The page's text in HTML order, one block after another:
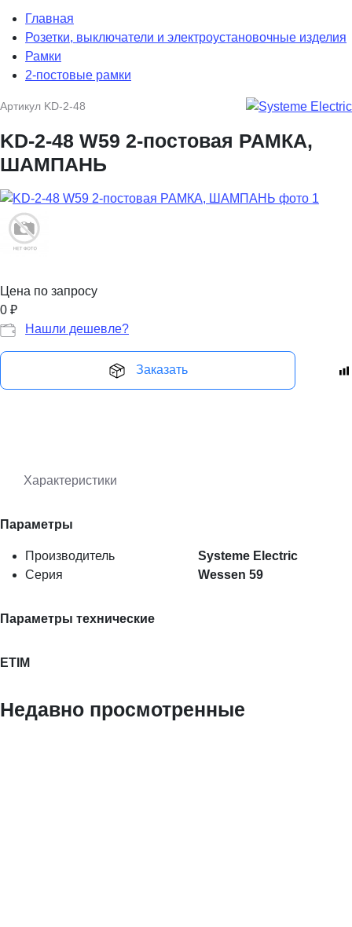
Главная
Розетки, выключатели и электроустановочные изделия
Рамки
2-постовые рамки
Артикул KD-2-48
KD-2-48 W59 2-постовая РАМКА,
ШАМПАНЬ
Цена по запросу
0 ₽
Нашли дешевле?
Заказать
Характеристики
Параметры
Производитель
Systeme Electric
Серия
Wessen 59
Параметры технические
ETIM
Недавно просмотренные